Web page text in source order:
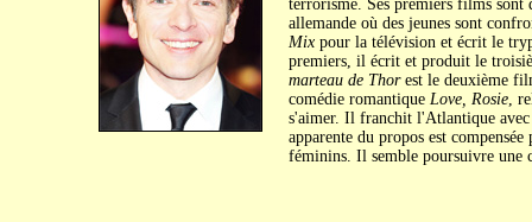
terrorisme. Ses premiers films sont
allemande où des jeunes sont
Mixpour la télévision et écrit le
premiers, il écrit et produit le
marteau de Thorest le deuxième
comédie romantique Love, Rosie,
s'aimer. Il franchit l'Atlantique
apparente du propos est compensée
féminins. Il semble poursuivre une